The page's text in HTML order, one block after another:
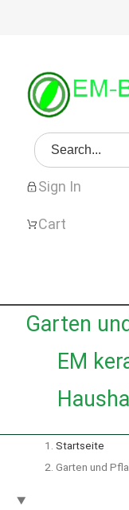
Sign In
Cart
Garten
EM
Startseite
Garten und